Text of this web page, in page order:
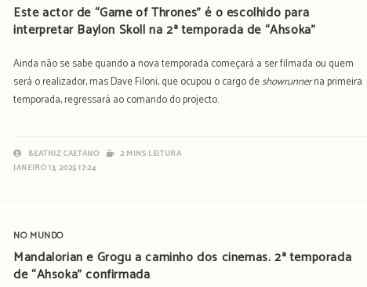
Este actor de “Game of Thrones” é o escolhido para
interpretar Baylon Skoll na 2ª temporada de “Ahsoka”
Ainda não se sabe quando a nova temporada começará a ser filmada ou quem
será o realizador, mas Dave Filoni, que ocupou o cargo deshowrunnerna primeira
temporada, regressará ao comando do projecto.
BEATRIZ CAETANO
2 MINS LEITURA
JANEIRO 13, 2025 17:24
NO MUNDO
Mandalorian e Grogu a caminho dos cinemas. 2ª temporada
de “Ahsoka” confirmada